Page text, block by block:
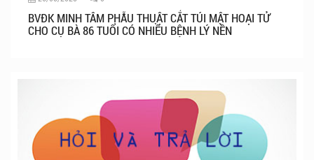
BVĐK MINH TÂM PHẪU THUẬT CẮT TÚI MẬT HOẠI TỬ
CHO CỤ BÀ 86 TUỔI CÓ NHIỀU BỆNH LÝ NỀN